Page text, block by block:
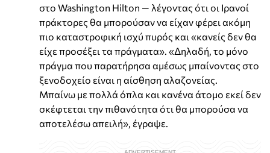
στο Washington Hilton — λέγοντας ότι οι Ιρανοί
πράκτορες θα μπορούσαν να είχαν φέρει ακόμη
πιο καταστροφική ισχύ πυρός και «κανείς δεν θα
είχε προσέξει τα πράγματα». «Δηλαδή, το μόνο
πράγμα που παρατήρησα αμέσως μπαίνοντας στο
ξενοδοχείο είναι η αίσθηση αλαζονείας.
Μπαίνω με πολλά όπλα και κανένα άτομο εκεί δεν
σκέφτεται την πιθανότητα ότι θα μπορούσα να
αποτελέσω απειλή», έγραψε.